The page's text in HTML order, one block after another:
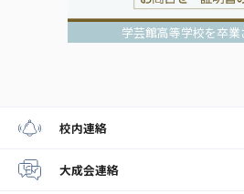
学芸館高等学校を卒業
校内連絡
大成会連絡